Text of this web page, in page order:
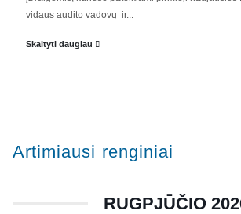
vidaus audito vadovų ir...
Skaityti daugiau
Artimiausi renginiai
RUGPJŪČIO
Konferencijos